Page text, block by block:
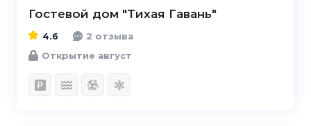
Гостевой дом "Тихая Гавань"
4.6
2 отзыва
Открытие август